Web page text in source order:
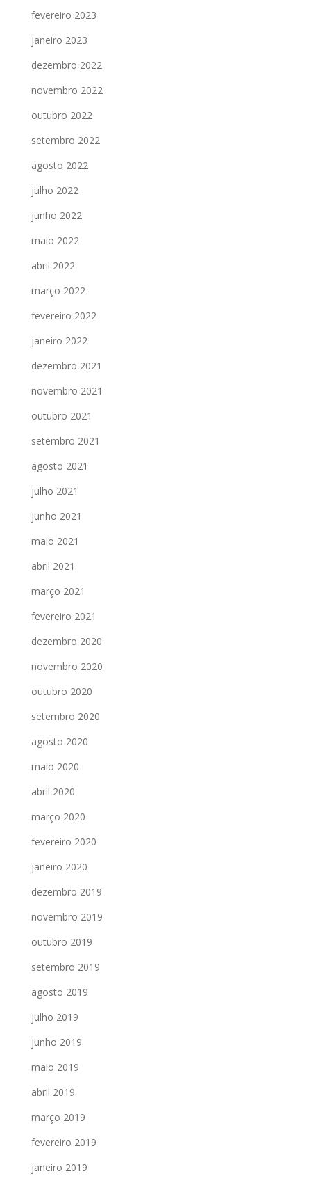
fevereiro 2023
janeiro 2023
dezembro 2022
novembro 2022
outubro 2022
setembro 2022
agosto 2022
julho 2022
junho 2022
maio 2022
abril 2022
março 2022
fevereiro 2022
janeiro 2022
dezembro 2021
novembro 2021
outubro 2021
setembro 2021
agosto 2021
julho 2021
junho 2021
maio 2021
abril 2021
março 2021
fevereiro 2021
dezembro 2020
novembro 2020
outubro 2020
setembro 2020
agosto 2020
maio 2020
abril 2020
março 2020
fevereiro 2020
janeiro 2020
dezembro 2019
novembro 2019
outubro 2019
setembro 2019
agosto 2019
julho 2019
junho 2019
maio 2019
abril 2019
março 2019
fevereiro 2019
janeiro 2019